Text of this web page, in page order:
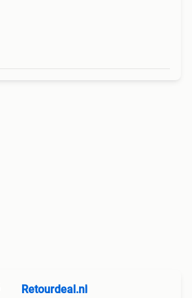
Retourdeal.nl